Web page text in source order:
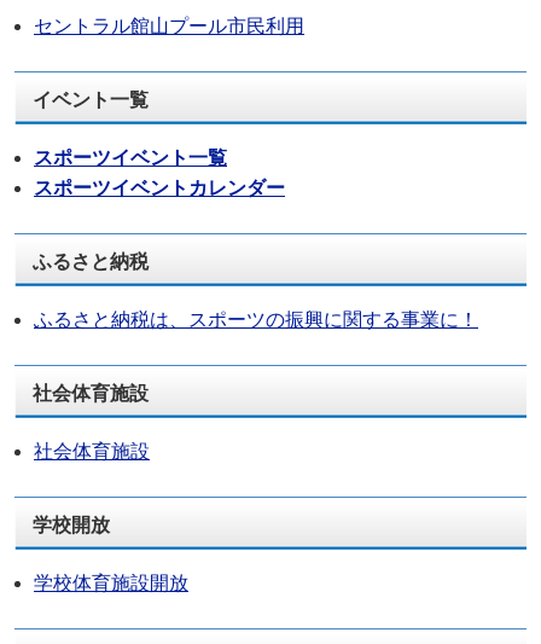
セントラル館山プール市民利用
イベント一覧
スポーツイベント一覧
スポーツイベントカレンダー
ふるさと納税
ふるさと納税は、スポーツの振興に関する事業に！
社会体育施設
社会体育施設
学校開放
学校体育施設開放